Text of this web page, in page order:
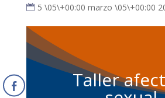
5 \05\+00:00 marzo \05\+00:00
Taller